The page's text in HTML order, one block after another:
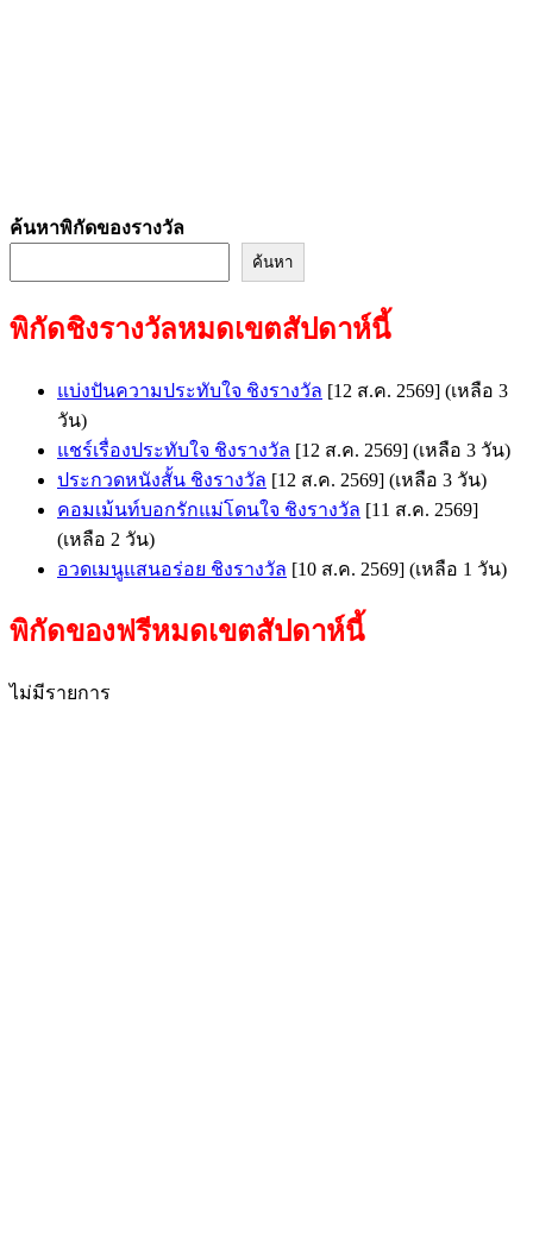
ค้นหาพิกัดของรางวัล
ค้นหา
พิกัดชิงรางวัลหมดเขตสัปดาห์นี้
แบ่งปันความประทับใจ ชิงรางวัล [12 ส.ค. 2569] (เหลือ 3
วัน)
แชร์เรื่องประทับใจ ชิงรางวัล [12 ส.ค. 2569] (เหลือ 3 วัน)
ประกวดหนังสั้น ชิงรางวัล [12 ส.ค. 2569] (เหลือ 3 วัน)
คอมเม้นท์บอกรักแม่โดนใจ ชิงรางวัล [11 ส.ค. 2569]
(เหลือ 2 วัน)
อวดเมนูแสนอร่อย ชิงรางวัล [10 ส.ค. 2569] (เหลือ 1 วัน)
พิกัดของฟรีหมดเขตสัปดาห์นี้
ไม่มีรายการ